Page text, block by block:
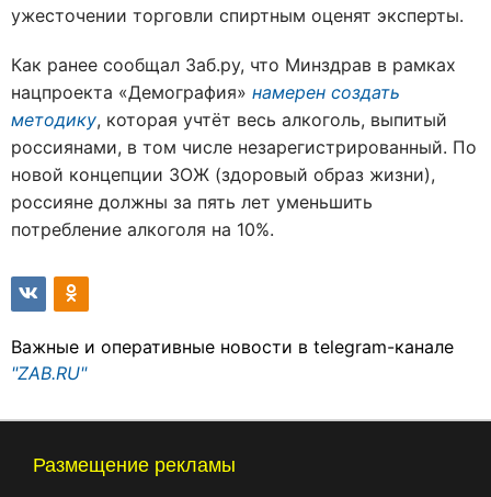
ужесточении торговли спиртным оценят эксперты.
Как ранее сообщал Заб.ру, что Минздрав в рамках
нацпроекта «Демография» намерен создать
методику, которая учтёт весь алкоголь, выпитый
россиянами, в том числе незарегистрированный. По
новой концепции ЗОЖ (здоровый образ жизни),
россияне должны за пять лет уменьшить
потребление алкоголя на 10%.
Важные и оперативные новости в telegram-канале
"ZAB.RU"
Размещение рекламы